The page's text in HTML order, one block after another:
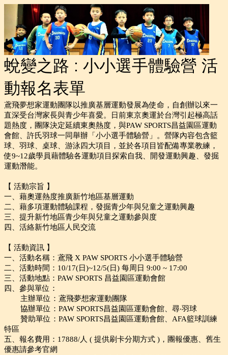
蛻變之路 : 小小選手體驗營 活
動報名表單
鳶飛夢想家運動團隊以推廣基層運動發展為使命，自創辦以來一
直深受台灣家長與青少年喜愛。日前東京奧運於台灣引起極高話
題熱度，團隊決定延續東奧熱度，與PAW SPORTS昌益園區運動
會館、許氏羽球一同舉辦「小小選手體驗營」。營隊內容包含籃
球、羽球、桌球、游泳四大項目，並於各項目皆配備專業教練，
使9~12歲學員藉體驗各運動項目探索自我、開發運動興趣、發掘
運動潛能。
【 活動宗旨 】
一、藉奧運熱度推廣新竹地區基層運動
二、藉多項運動體驗課程，發掘青少年與兒童之運動興趣
三、提升新竹地區青少年與兒童之運動參與度
四、活絡新竹地區人民交流
【 活動資訊 】
一、活動名稱：鳶飛 X PAW SPORTS 小小選手體驗營
二、活動時間：10/17(日)~12/5(日) 每周日 9:00 ~ 17:00
三、活動地點：PAW SPORTS 昌益園區運動會館
四、參與單位：
主辦單位：鳶飛夢想家運動團隊
協辦單位：PAW SPORTS昌益園區運動會館、尋‧羽球
贊助單位：PAW SPORTS昌益園區運動會館、AFA籃球訓練
特區
五、報名費用：17888/人 ( 提供刷卡分期方式 )，團報優惠、舊生
優惠請參考官網